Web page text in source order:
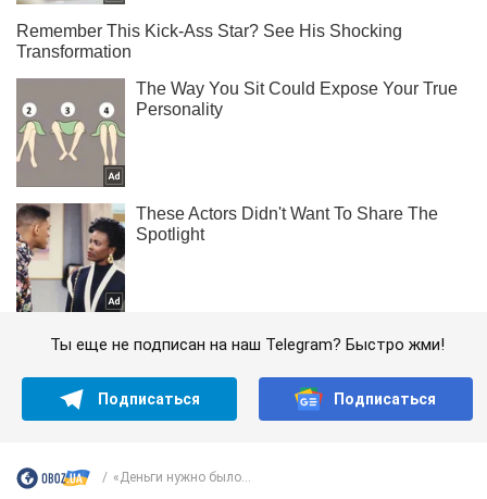
Ты еще не подписан на наш Telegram? Быстро жми!
Подписаться Подписаться
«Деньги нужно было...